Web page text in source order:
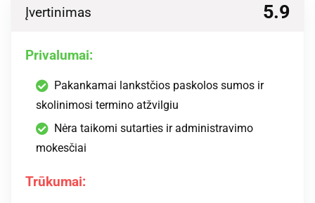
Įvertinimas 5.9
Privalumai:
Pakankamai lankstčios paskolos sumos ir
skolinimosi termino atžvilgiu
Nėra taikomi sutarties ir administravimo
mokesčiai
Trūkumai: